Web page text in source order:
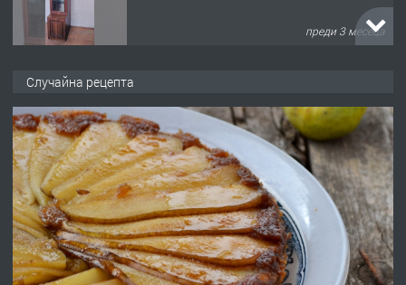
преди 3 месеца
преди 10 месеца
ПРЕДЛАГА
Професионална броячна машина -
със сертификат от ЕЦБ
преди 1 година
Случайна рецепта